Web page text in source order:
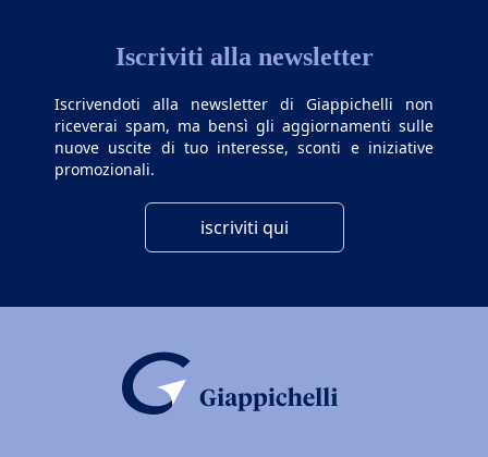
Iscriviti alla newsletter
Iscrivendoti alla newsletter di Giappichelli non
riceverai spam, ma bensì gli aggiornamenti sulle
nuove uscite di tuo interesse, sconti e iniziative
promozionali.
iscriviti qui